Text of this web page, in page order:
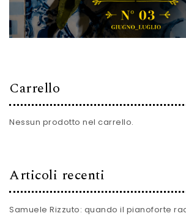
Carrello
Nessun prodotto nel carrello.
Articoli recenti
Samuele Rizzuto: quando il pianoforte